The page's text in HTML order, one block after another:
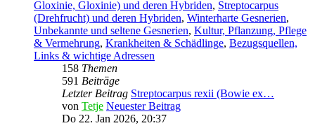
Gloxinie, Gloxinie) und deren Hybriden, Streptocarpus
(Drehfrucht) und deren Hybriden, Winterharte Gesnerien,
Unbekannte und seltene Gesnerien, Kultur, Pflanzung, Pflege
& Vermehrung, Krankheiten & Schädlinge, Bezugsquellen,
Links & wichtige Adressen
158 Themen
591 Beiträge
Letzter Beitrag Streptocarpus rexii (Bowie ex…
von Tetje Neuester Beitrag
Do 22. Jan 2026, 20:37